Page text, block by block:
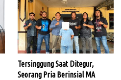
Tersinggung Saat Ditegur,
Seorang Pria Berinsial MA